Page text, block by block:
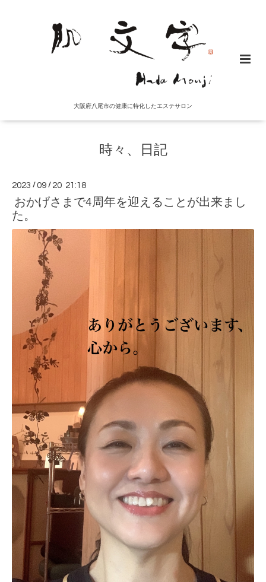
大阪府八尾市の健康に特化したエステサロン
時々、日記
2023 /09 / 20 21:18
おかげさまで4周年を迎えることが出来まし
た。